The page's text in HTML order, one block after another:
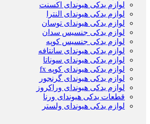
لوازم یدکی هیوندای اکسنت
لوازم یدکی هیوندای النترا
لوازم یدکی هیوندای توسان
لوازم یدکی جنسیس سدان
لوازم یدکی جنسیس کوپه
لوازم یدکی هیوندای سانتافه
لوازم یدکی هیوندای سوناتا
لوازم یدکی هیوندای کوپه fx
لوازم یدکی هیوندای گرنجور
لوازم یدکی هیوندای وراکروز
قطعات یدکی هیوندای ورنا
لوازم یدکی هیوندای ولستر